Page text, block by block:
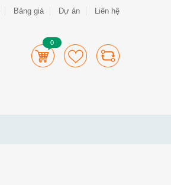
Bảng giá Dự án Liên hệ
0